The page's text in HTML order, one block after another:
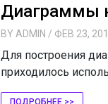
Диаграммы
BY ADMIN / ФЕВ 23,
Для построения
приходилось
ПОДРОБНЕЕ >>